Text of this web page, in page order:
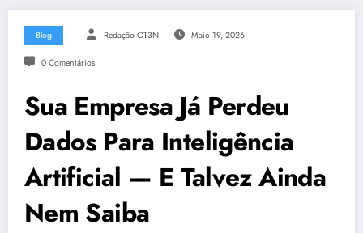
Blog Redação OT3N Maio 19, 2026
0 Comentários
Sua Empresa Já Perdeu
Dados Para Inteligência
Artificial — E Talvez Ainda
Nem Saiba